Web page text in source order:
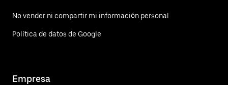
No vender ni compartir mi información personal
Política de datos de Google
Empresa